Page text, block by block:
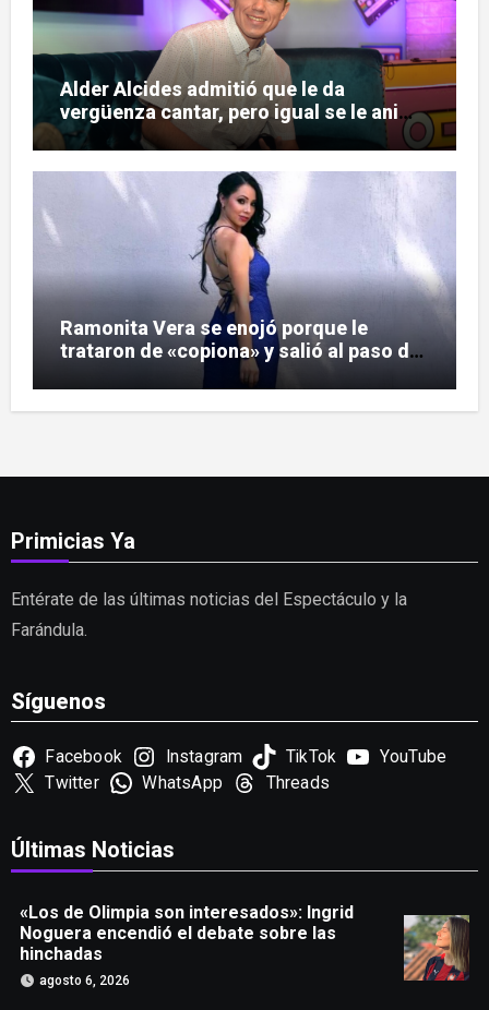
Alder Alcides admitió que le da
vergüenza cantar, pero igual se le animó
a Soda Stereo
Ramonita Vera se enojó porque le
trataron de «copiona» y salió al paso de
Primicias Ya
Entérate de las últimas noticias del Espectáculo y la
Farándula.
Síguenos
Facebook Instagram TikTok
YouTube
Twitter
WhatsApp Threads
Últimas Noticias
«Los de Olimpia son interesados»: Ingrid
Noguera encendió el debate sobre las
hinchadas
agosto 6, 2026